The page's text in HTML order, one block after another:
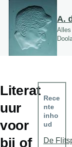
Overslaan en
A.
Literat
uur
voor
bij of
Rece
nte
inho
ud
De